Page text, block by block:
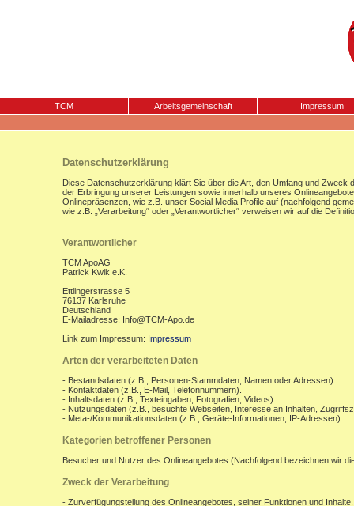
TCM Arbeitsgemeinschaft Impressum
Datenschutzerklärung
Diese Datenschutzerklärung klärt Sie über die Art, den Umfang und
der Erbringung unserer Leistungen sowie innerhalb unseres
Onlinepräsenzen, wie z.B. unser Social Media Profile auf (nachfolgend
wie z.B. „Verarbeitung“ oder „Verantwortlicher“ verweisen wir auf die
Verantwortlicher
TCM ApoAG
Patrick Kwik e.K.
Ettlingerstrasse 5
76137 Karlsruhe
Deutschland
E-Mailadresse: Info@TCM-Apo.de
Link zum Impressum: Impressum
Arten der verarbeiteten Daten
- Bestandsdaten (z.B., Personen-Stammdaten, Namen oder Adressen).
- Kontaktdaten (z.B., E-Mail, Telefonnummern).
- Inhaltsdaten (z.B., Texteingaben, Fotografien, Videos).
- Nutzungsdaten (z.B., besuchte Webseiten, Interesse an Inhalten,
- Meta-/Kommunikationsdaten (z.B., Geräte-Informationen, IP-Adressen).
Kategorien betroffener Personen
Besucher und Nutzer des Onlineangebotes (Nachfolgend bezeichnen wir
Zweck der Verarbeitung
- Zurverfügungstellung des Onlineangebotes, seiner Funktionen und Inhalte.